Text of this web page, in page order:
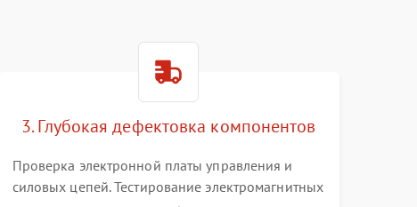
3. Глубокая дефектовка компонентов
Проверка электронной платы управления и
силовых цепей. Тестирование электромагнитных